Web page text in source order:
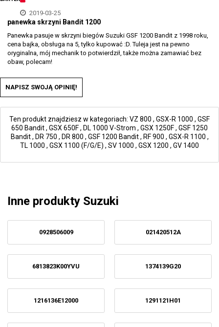
2019-03-25
panewka skrzyni Bandit 1200
Panewka pasuje w skrzyni biegów Suzuki GSF 1200 Bandit z 1998 roku,
cena bajka, obsługa na 5, tylko kupować :D. Tuleja jest na pewno
oryginalna, mój mechanik to potwierdził, także można zamawiać bez
obaw, polecam!
NAPISZ SWOJĄ OPINIĘ!
Ten produkt znajdziesz w kategoriach: VZ 800 , GSX-R 1000 , GSF
650 Bandit, GSX 650F, DL 1000 V-Strom , GSX 1250F, GSF 1250
Bandit, DR 750 , DR 800 , GSF 1200 Bandit, RF 900 , GSX-R 1100 ,
TL 1000 , GSX 1100 (F/G/E) , SV 1000 , GSX 1200 , GV 1400
Inne produkty Suzuki
0928506009 021420512A
6813823K00YVU 1374139G20
1216136E12000 1291121H01